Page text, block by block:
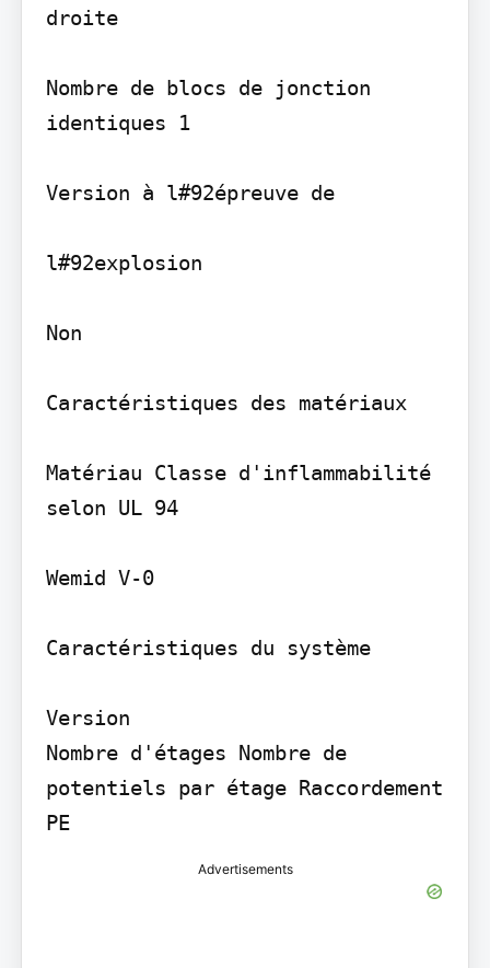
droite
Nombre de blocs de jonction
identiques 1
Version à l#92épreuve de
l#92explosion
Non
Caractéristiques des matériaux
Matériau Classe d'inflammabilité
selon UL 94
Wemid V-0
Caractéristiques du système
Version
Nombre d'étages Nombre de
potentiels par étage Raccordement
PE
Advertisements